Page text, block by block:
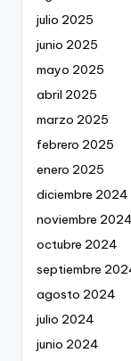
julio 2025
junio 2025
mayo 2025
abril 2025
marzo 2025
febrero 2025
enero 2025
diciembre 2024
noviembre 2024
octubre 2024
septiembre
agosto 2024
julio 2024
junio 2024